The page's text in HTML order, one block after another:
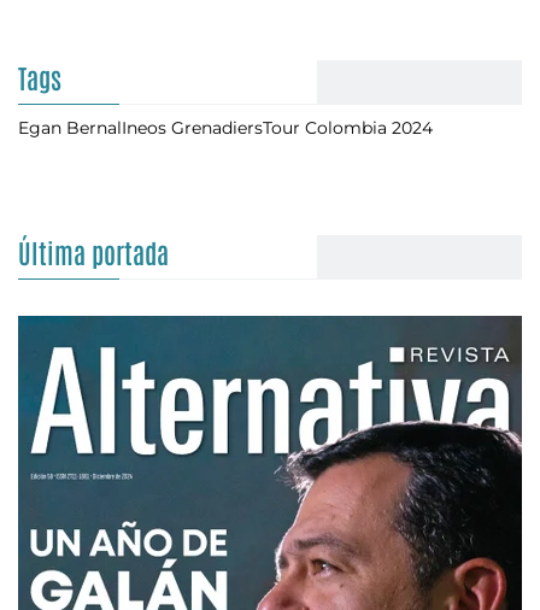
Tags
Egan BernalIneos GrenadiersTour Colombia 2024
Última portada